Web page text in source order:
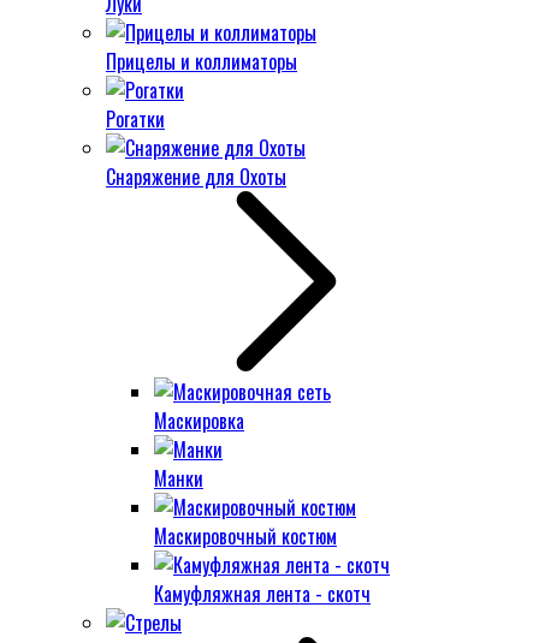
Прицелы и коллиматоры
Рогатки
Снаряжение для Охоты
Маскировка
Манки
Маскировочный костюм
Камуфляжная лента - скотч